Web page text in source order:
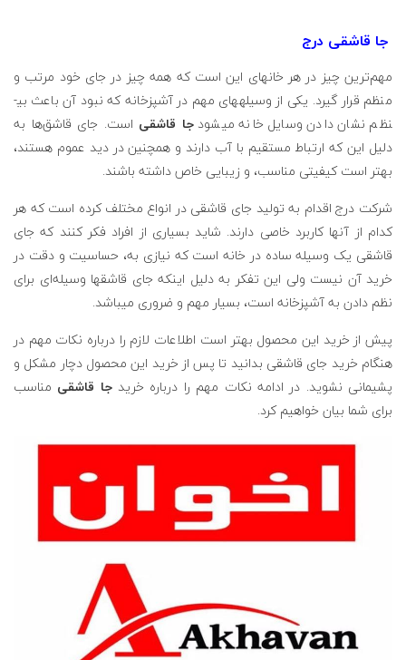
جا قاشقی درج
مهم‌ترین چیز در هر خانه­ای این است که همه چیز در جای خود مرتب و
منظم قرار گیرد. یکی از وسیله­های مهم در آشپزخانه که نبود آن باعث بی­
نظم نشان دادن وسایل خانه می­شودجا قاشقی است. جای قاشق‌ها به
دلیل این که ارتباط مستقیم با آب دارند و همچنین در دید عموم هستند،
بهتر است کیفیتی مناسب، و زیبایی خاص داشته باشند.
شرکت درج اقدام به تولید جای قاشقی در انواع مختلف کرده است که هر
کدام از آنها کاربرد خاصی دارند. شاید بسیاری از افراد فکر کنند که جای
قاشقی یک وسیله ساده در خانه است که نیازی به، حساسیت و دقت در
خرید آن نیست ولی این تفکر به دلیل اینکه جای قاشق­ها وسیله‌ای برای
نظم دادن به آشپزخانه است، بسیار مهم و ضروری می­باشد.
پیش از خرید این محصول بهتر است اطلاعات لازم را درباره نکات مهم در
هنگام خرید جای قاشقی بدانید تا پس از خرید این محصول دچار مشکل و
پشیمانی نشوید. در ادامه نکات مهم را درباره خریدجا قاشقی مناسب
برای شما بیان خواهیم کرد.